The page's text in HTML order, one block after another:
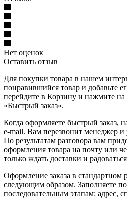
Нет оценок
Оставить отзыв
Для покупки товара в нашем
понравившийся товар и добавьте
перейдите в Корзину и нажмите
«Быстрый заказ».
Когда оформляете быстрый
e-mail. Вам перезвонит менеджер и
По результатам разговора вам
оформления товара на почту или
только ждать доставки и
Оформление заказа в стандартном
следующим образом. Заполняете
последовательным этапам: адрес,